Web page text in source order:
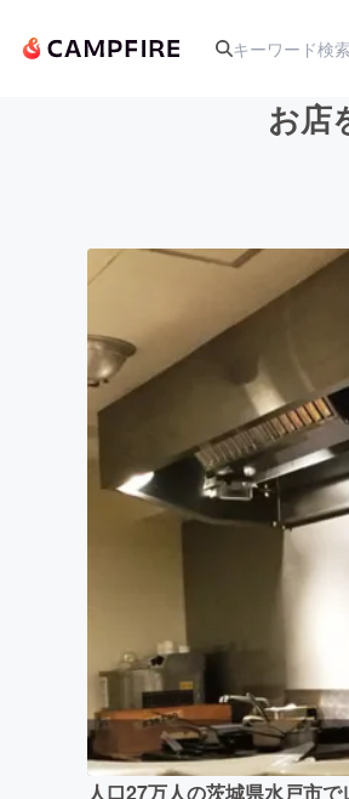
アート・写真
テクノロジ
映像・映画
ビジネス・起
まちづくり
お店
人口27万人の茨城県水戸市